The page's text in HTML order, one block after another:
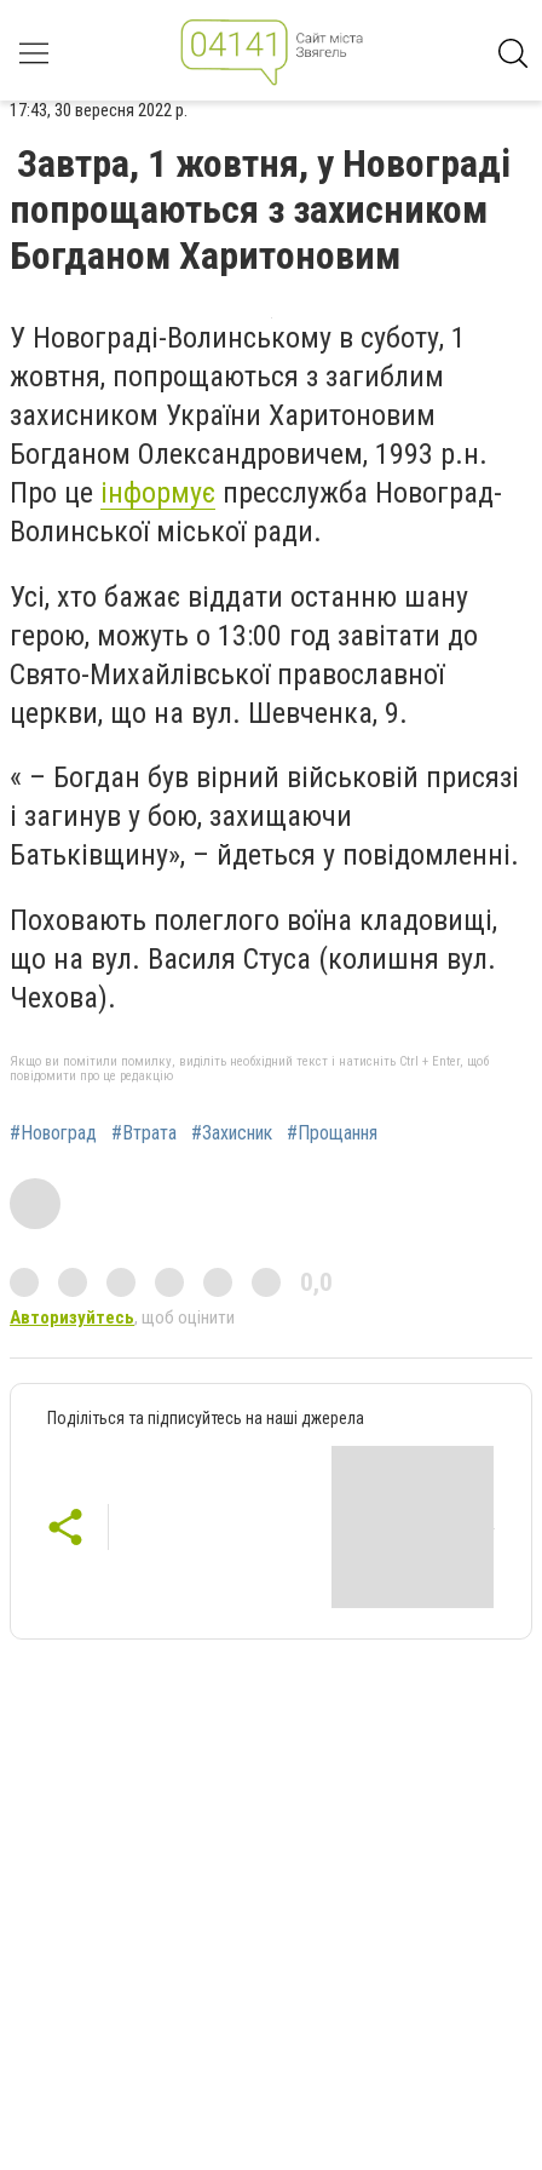
17:43, 30 вересня 2022 р.
Завтра, 1 жовтня, у Новограді
попрощаються з захисником
Богданом Харитоновим
У Новограді-Волинському в суботу, 1
жовтня, попрощаються з загиблим
захисником України Харитоновим
Богданом Олександровичем, 1993 р.н.
Про це інформує пресслужба Новоград-
Волинської міської ради.
Усі, хто бажає віддати останню шану
герою, можуть о 13:00 год завітати до
Свято-Михайлівської православної
церкви, що на вул. Шевченка, 9.
« – Богдан був вірний військовій присязі
і загинув у бою, захищаючи
Батьківщину», – йдеться у повідомленні.
Поховають полеглого воїна кладовищі,
що на вул. Василя Стуса (колишня вул.
Чехова).
Якщо ви помітили помилку, виділіть необхідний текст і натисніть Ctrl + Enter, щоб
повідомити про це редакцію
#Новоград #Втрата #Захисник #Прощання
0,0
Авторизуйтесь, щоб оцінити
Поділіться та підписуйтесь на наші джерела